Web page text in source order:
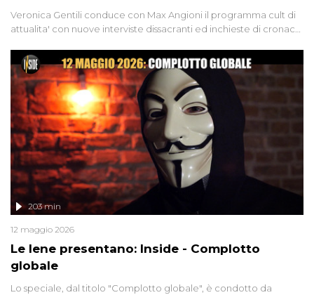
Veronica Gentili conduce con Max Angioni il programma cult di
attualita' con nuove interviste dissacranti ed inchieste di cronaca
Le Iene presentano: Inside - Complotto
globale
203 min
12 maggio 2026
Lo speciale, dal titolo "Complotto globale", è condotto da